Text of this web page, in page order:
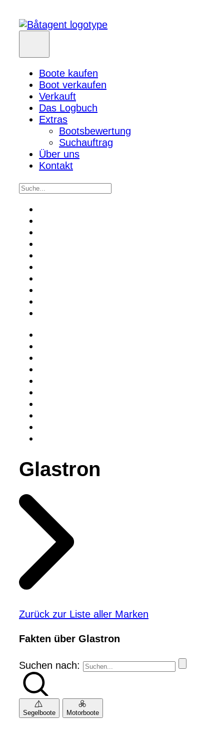
Boote kaufen
Boot verkaufen
Verkauft
Das Logbuch
Extras
Bootsbewertung
Suchauftrag
Über uns
Kontakt
Glastron
Zurück zur Liste aller Marken
Fakten über Glastron
Suchen nach:
Segelboote Motorboote